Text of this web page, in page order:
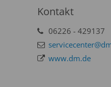
Kontakt
06226 - 429137
www.dm.de